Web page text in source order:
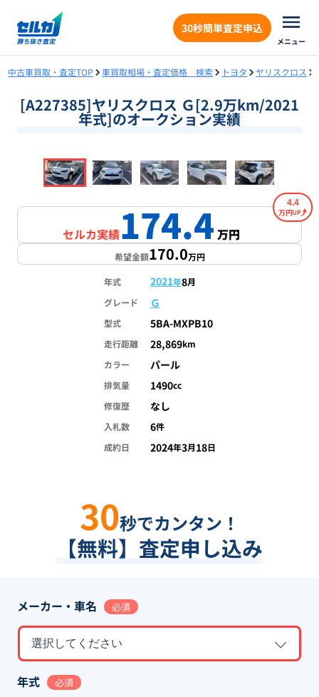
30秒簡単査定申込
メニュー
中古車買取・査定TOP 車買取相場・査定価格 検索 トヨタ ヤリスクロス
[A227385]ヤリスクロス Ｇ[2.9万km/2021
年式]のオークション実績
1/18
セルカ実績174.4万円
4.4
万円
希望金額170.0万円
年式 2021年8月
グレード
Ｇ
型式 5BA-MXPB10
走行距離 28,869km
カラー
パール
排気量 1490cc
修復歴
なし
入札数 6件
成約日
2024年3月18日
30秒でカンタン！
【無料】査定申し込み
メーカー・車名 必須
選択してください
年式 必須